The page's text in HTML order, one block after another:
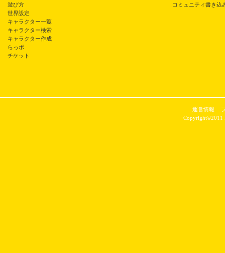
遊び方
世界設定
キャラクター一覧
キャラクター検索
キャラクター作成
らっポ
チケット
コミュニティ書き込
運営情報
Copyright©2011